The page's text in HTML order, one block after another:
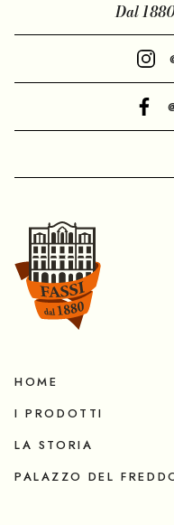
Dal
HOME
I PRODOTTI
LA STORIA
PALAZZO DEL